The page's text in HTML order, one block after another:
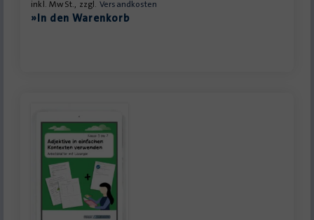
inkl. MwSt., zzgl. Versandkosten
»In den Warenkorb